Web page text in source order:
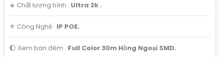
☀️ Chất lượng hình : Ultra 2k .
⚜️ Công Nghệ : IP POE.
🌔 Xem ban đêm : Full Color 30m Hồng Ngoại SMD.